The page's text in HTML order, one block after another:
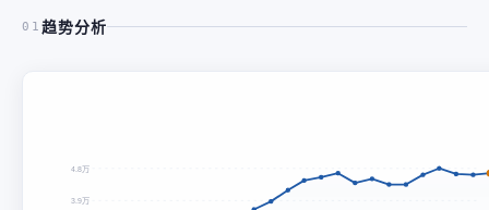
01 趋势分析
4.8万
3.9万